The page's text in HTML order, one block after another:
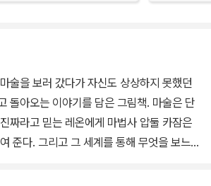
술을 보러 갔다가 자신도 상상하지 못했던
돌아오는 이야기를 담은 그림책. 마술은 단
짜라고 믿는 레온에게 마법사 압둘 카잠은
준다. 그리고 그 세계를 통해 무엇을 보느냐